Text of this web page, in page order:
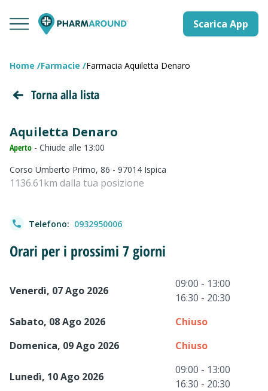
Scarica App
Home Farmacie Farmacia Aquiletta Denaro
Torna alla lista
Aquiletta Denaro
Aperto - Chiude alle 13:00
Corso Umberto Primo, 86 - 97014 Ispica
1136.61km dalla tua posizione
Telefono: 0932950006
Orari per i prossimi 7 giorni
Venerdì, 07 Ago 2026
09:00 - 13:00
16:30 - 20:30
Sabato, 08 Ago 2026
Chiuso
Domenica, 09 Ago 2026
Chiuso
Lunedì, 10 Ago 2026
09:00 - 13:00
16:30 - 20:30